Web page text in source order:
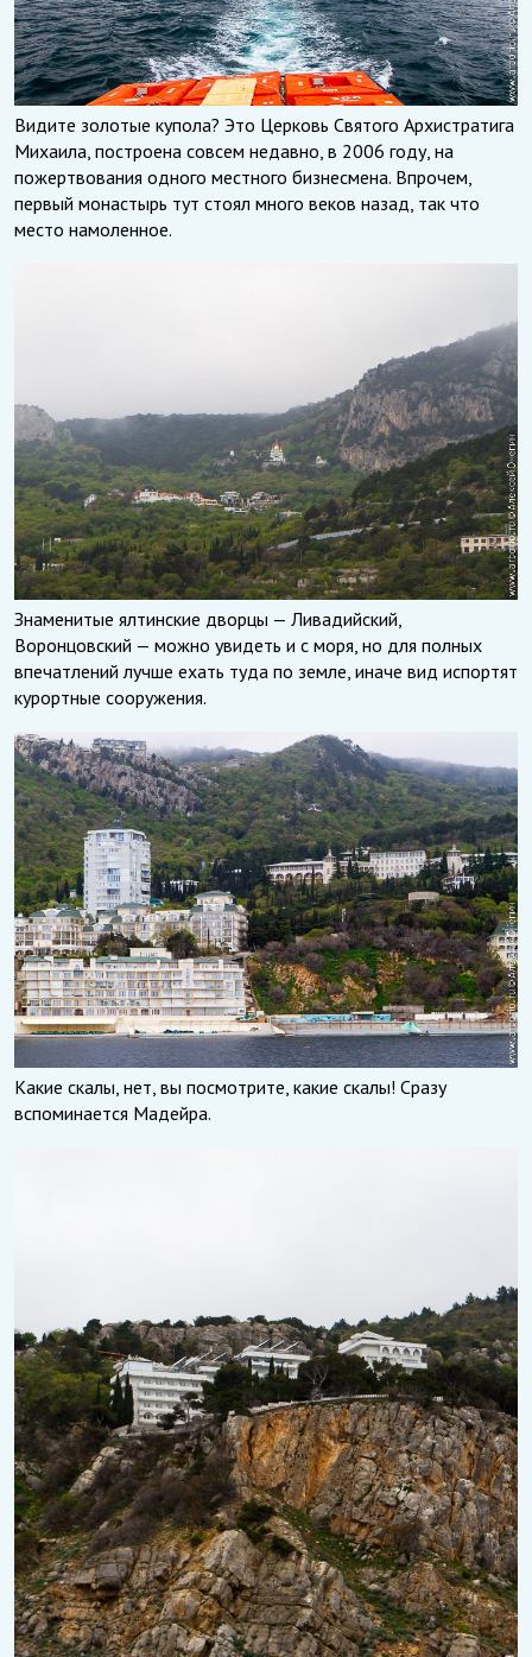
Видите золотые купола? Это Церковь Святого Архистратига
Михаила, построена совсем недавно, в 2006 году, на
пожертвования одного местного бизнесмена. Впрочем,
первый монастырь тут стоял много веков назад, так что
место намоленное.
Знаменитые ялтинские дворцы — Ливадийский,
Воронцовский — можно увидеть и с моря, но для полных
впечатлений лучше ехать туда по земле, иначе вид испортят
курортные сооружения.
Какие скалы, нет, вы посмотрите, какие скалы! Сразу
вспоминается Мадейра.